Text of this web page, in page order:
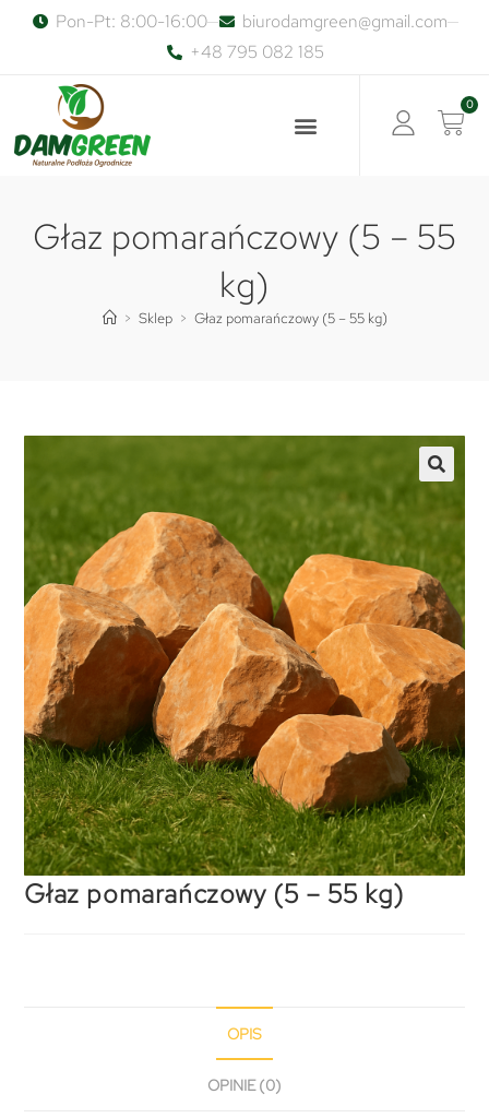
Pon-Pt: 8:00-16:00
biurodamgreen@gmail.com
+48 795 082 185
0
Głaz pomarańczowy (5 – 55
kg)
> Sklep > Głaz pomarańczowy (5 – 55 kg)
Głaz pomarańczowy (5 – 55 kg)
OPIS
OPINIE (0)